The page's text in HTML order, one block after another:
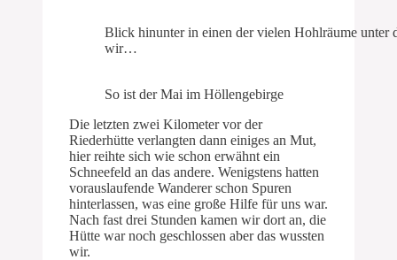
Blick hinunter in einen der vielen Hohlräume unter
wir…
So ist der Mai im Höllengebirge
Die letzten zwei Kilometer vor der
Riederhütte verlangten dann einiges an Mut,
hier reihte sich wie schon erwähnt ein
Schneefeld an das andere. Wenigstens hatten
vorauslaufende Wanderer schon Spuren
hinterlassen, was eine große Hilfe für uns war.
Nach fast drei Stunden kamen wir dort an, die
Hütte war noch geschlossen aber das wussten
wir.